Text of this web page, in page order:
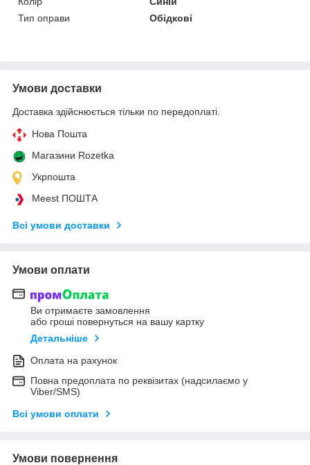
Тип оправи
Обідкові
Умови доставки
Доставка здійснюється тільки по передоплаті.
Нова Пошта
Магазини Rozetka
Укрпошта
Meest ПОШТА
Всі умови доставки
Умови оплати
Ви отримаєте замовлення
або гроші повернуться на вашу картку
Детальніше
Оплата на рахунок
Повна предоплата по реквізитах (надсилаємо у
Viber/SMS)
Всі умови оплати
Умови повернення